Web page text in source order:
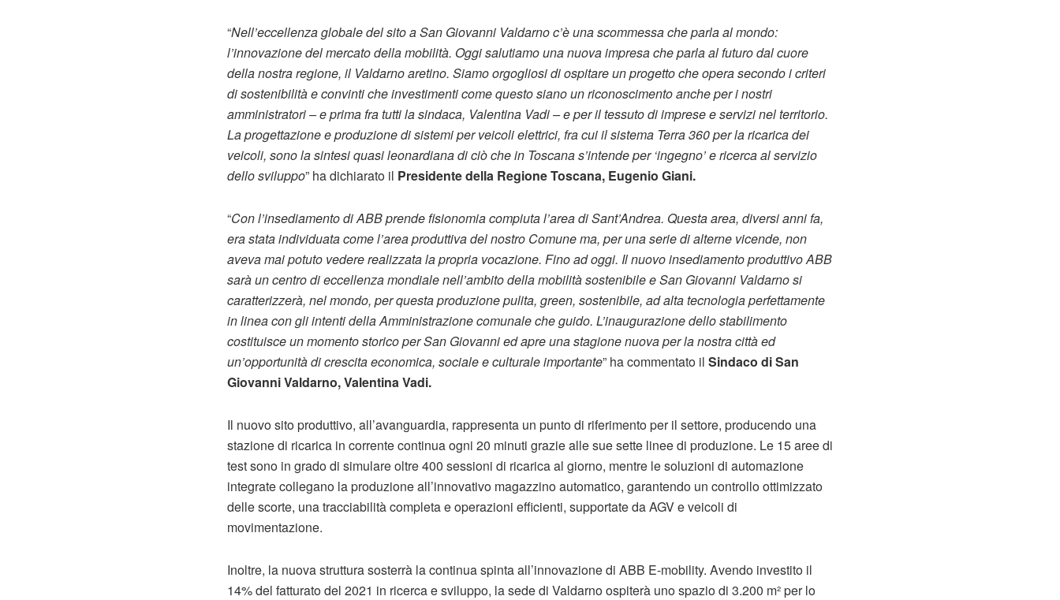
“Nell’eccellenza globale del sito a San Giovanni Valdarno c’è una scommessa che parla al mondo:
l’innovazione del mercato della mobilità. Oggi salutiamo una nuova impresa che parla al futuro dal cuore
della nostra regione, il Valdarno aretino. Siamo orgogliosi di ospitare un progetto che opera secondo i criteri
di sostenibilità e convinti che investimenti come questo siano un riconoscimento anche per i nostri
amministratori – e prima fra tutti la sindaca, Valentina Vadi – e per il tessuto di imprese e servizi nel territorio.
La progettazione e produzione di sistemi per veicoli elettrici, fra cui il sistema Terra 360 per la ricarica dei
veicoli, sono la sintesi quasi leonardiana di ciò che in Toscana s’intende per ‘ingegno’ e ricerca al servizio
dello sviluppo” ha dichiarato il Presidente della Regione Toscana, Eugenio Giani.
“Con l’insediamento di ABB prende fisionomia compiuta l’area di Sant’Andrea. Questa area, diversi anni fa,
era stata individuata come l’area produttiva del nostro Comune ma, per una serie di alterne vicende, non
aveva mai potuto vedere realizzata la propria vocazione. Fino ad oggi. Il nuovo insediamento produttivo ABB
sarà un centro di eccellenza mondiale nell’ambito della mobilità sostenibile e San Giovanni Valdarno si
caratterizzerà, nel mondo, per questa produzione pulita, green, sostenibile, ad alta tecnologia perfettamente
in linea con gli intenti della Amministrazione comunale che guido. L’inaugurazione dello stabilimento
costituisce un momento storico per San Giovanni ed apre una stagione nuova per la nostra città ed
un’opportunità di crescita economica, sociale e culturale importante” ha commentato il Sindaco di San
Giovanni Valdarno, Valentina Vadi.
Il nuovo sito produttivo, all’avanguardia, rappresenta un punto di riferimento per il settore, producendo una
stazione di ricarica in corrente continua ogni 20 minuti grazie alle sue sette linee di produzione. Le 15 aree di
test sono in grado di simulare oltre 400 sessioni di ricarica al giorno, mentre le soluzioni di automazione
integrate collegano la produzione all’innovativo magazzino automatico, garantendo un controllo ottimizzato
delle scorte, una tracciabilità completa e operazioni efficienti, supportate da AGV e veicoli di
movimentazione.
Inoltre, la nuova struttura sosterrà la continua spinta all’innovazione di ABB E-mobility. Avendo investito il
14% del fatturato del 2021 in ricerca e sviluppo, la sede di Valdarno ospiterà uno spazio di 3.200 m² per lo